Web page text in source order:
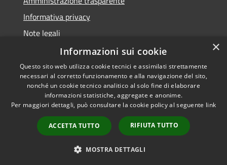
Informativa privacy
Note legali
Dichiarazione di accessibilità
RSS
Accessibilità
Copyright © 2026 • Comune di
Municipium•
Accesso
redazione
×
Informazioni sui cookie
Questo sito web utilizza cookie tecnici e assimilati strettamente
necessari al corretto funzionamento e alla navigazione del sito,
nonché un cookie tecnico analitico al solo fine di elaborare
informazioni statistiche, aggregate e anonime.
Per maggiori dettagli, può consultare la cookie policy al seguente link
ACCETTA TUTTO RIFIUTA TUTTO
MOSTRA DETTAGLI